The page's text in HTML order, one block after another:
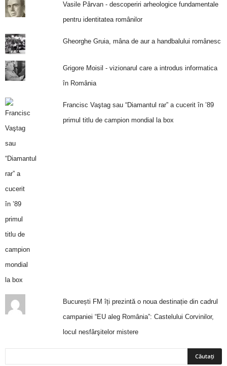
Vasile Pârvan - descoperiri arheologice fundamentale
pentru identitatea românilor
Gheorghe Gruia, mâna de aur a handbalului românesc
Grigore Moisil - vizionarul care a introdus informatica
în România
Francisc Vaştag sau “Diamantul rar” a cucerit în ’89
primul titlu de campion mondial la box
București FM îți prezintă o noua destinație din cadrul
campaniei “EU aleg România”: Castelului Corvinilor,
locul nesfârşitelor mistere